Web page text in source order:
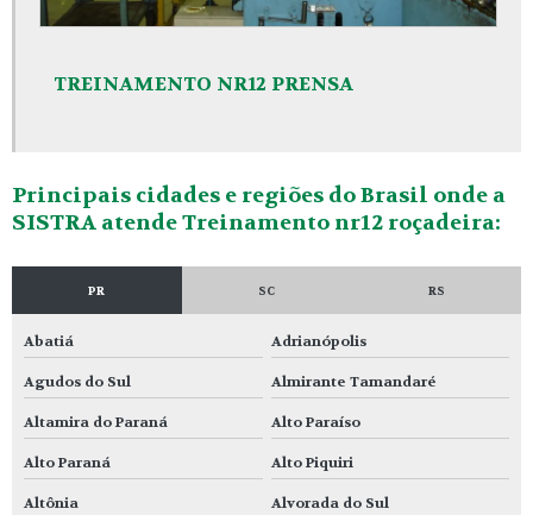
TREINAMENTO NR12 PRENSA
Principais cidades e regiões do Brasil onde a
SISTRA atende Treinamento nr12 roçadeira:
PR SC RS
Abatiá Adrianópolis
Agudos do Sul Almirante Tamandaré
Altamira do Paraná Alto Paraíso
Alto Paraná Alto Piquiri
Altônia Alvorada do Sul